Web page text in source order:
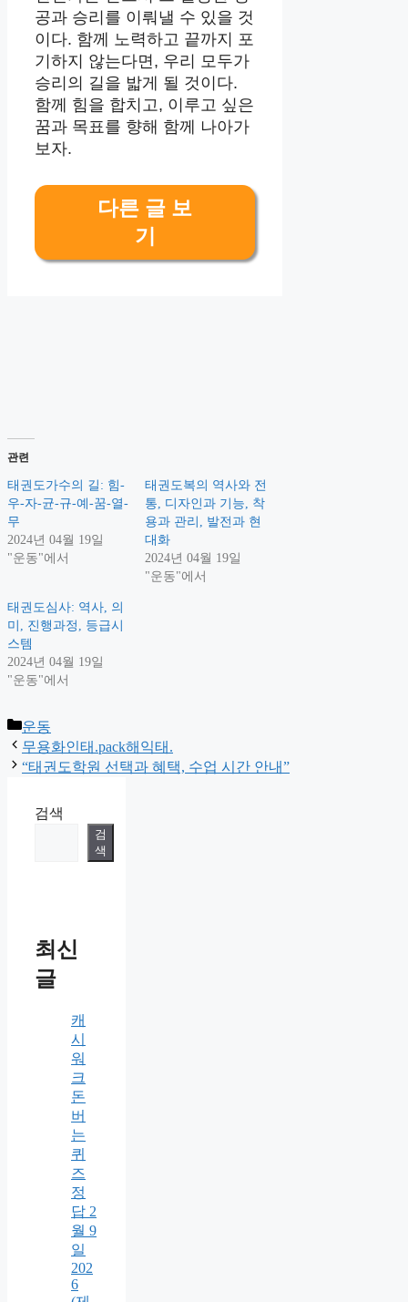
공과 승리를 이뤄낼 수 있을 것
이다. 함께 노력하고 끝까지 포
기하지 않는다면, 우리 모두가
승리의 길을 밟게 될 것이다.
함께 힘을 합치고, 이루고 싶은
꿈과 목표를 향해 함께 나아가
보자.
다른 글 보
기
관련
태권도가수의 길: 힘-
우-자-균-규-예-꿈-열-
무
2024년 04월 19일
"운동"에서
태권도복의 역사와 전
통, 디자인과 기능, 착
용과 관리, 발전과 현
대화
2024년 04월 19일
"운동"에서
태권도심사: 역사, 의
미, 진행과정, 등급시
스템
2024년 04월 19일
"운동"에서
Categories
운동
무용화인태.pack해익태.
“태권도학원 선택과 혜택, 수업 시간 안내”
검색
검
색
최신
글
캐
시
워
크
돈
버
는
퀴
즈
정
답 2
월 9
일
202
6